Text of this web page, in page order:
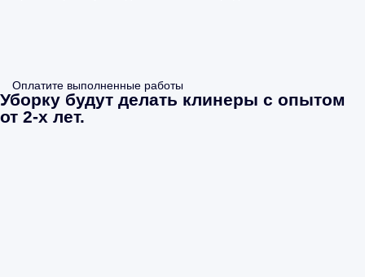
Оплатите выполненные работы
Уборку будут делать клинеры с опытом
от 2-х лет.